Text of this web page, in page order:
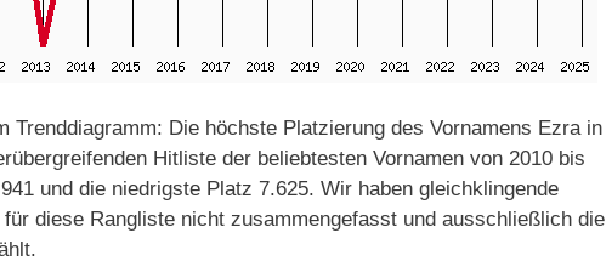
Trenddiagramm: Die höchste Platzierung des Vornamens Ezra in
Hitliste der beliebtesten Vornamen von 2010 bis
und die niedrigste Platz 7.625. Wir haben gleichklingende
für diese Rangliste nicht zusammengefasst und ausschließlich die